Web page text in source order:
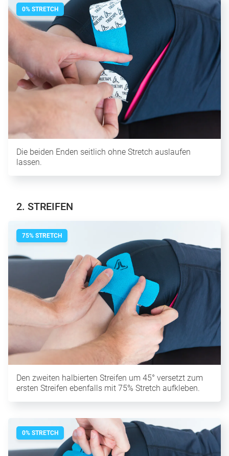
0% STRETCH
Die beiden Enden seitlich ohne Stretch auslaufen
lassen.
2. STREIFEN
75% STRETCH
Den zweiten halbierten Streifen um 45° versetzt zum
ersten Streifen ebenfalls mit 75% Stretch aufkleben.
0% STRETCH